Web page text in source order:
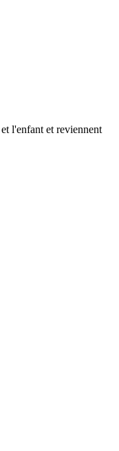
l'enfant et reviennent